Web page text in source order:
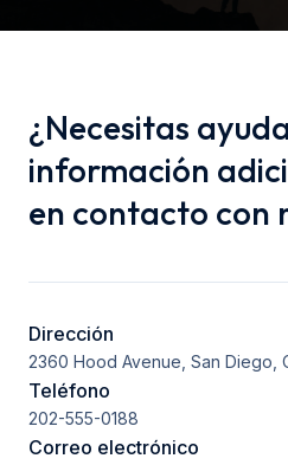
¿Necesitas
información
en contacto con
Dirección
2360 Hood Avenue, San Diego,
Teléfono
202-555-0188
Correo electrónico